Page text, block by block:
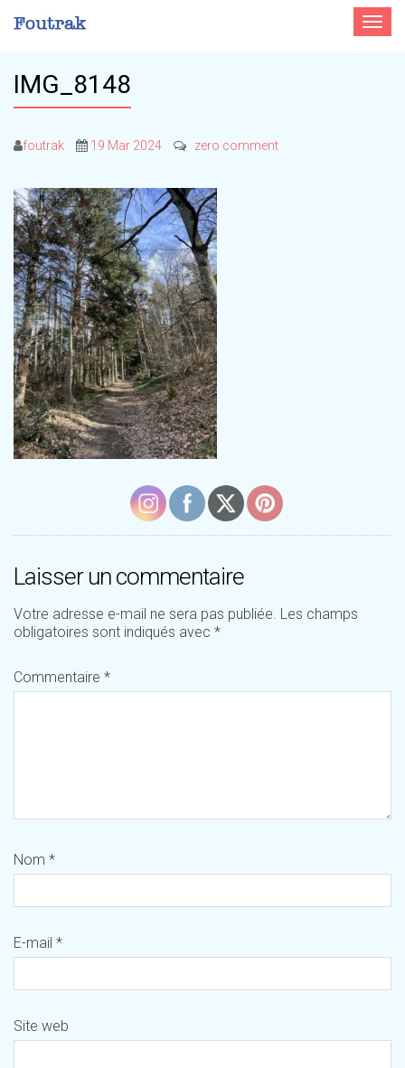
Toggle
IMG_8148
foutrak 19 Mar 2024 zero comment
Laisser un commentaire
Votre adresse e-mail ne sera pas publiée. Les champs
obligatoires sont indiqués avec *
Commentaire *
Nom *
E-mail *
Site web